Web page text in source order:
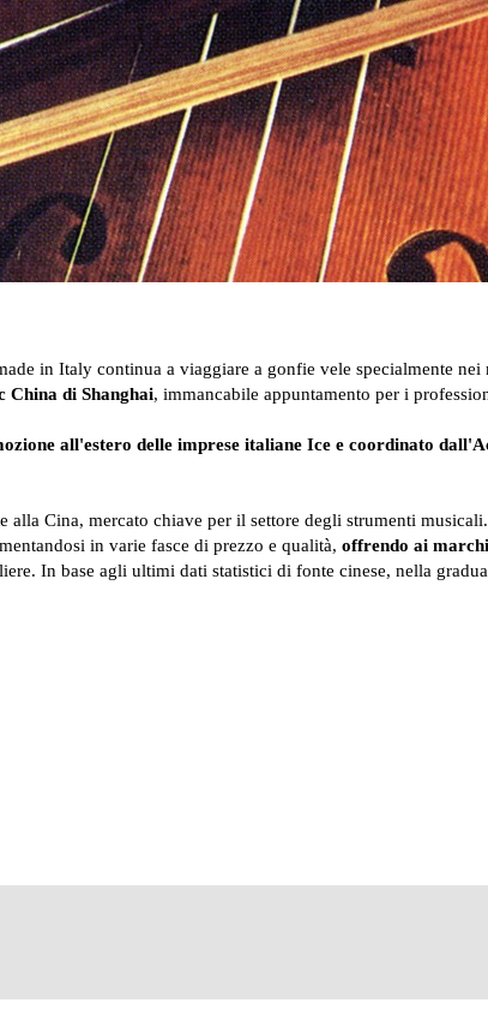
in Italy continua a viaggiare a gonfie vele specialmente
di Shanghai, immancabile appuntamento per i
all'estero delle imprese italiane Ice e coordinato
alla Cina, mercato chiave per il settore degli strumenti musicali.
in varie fasce di prezzo e qualità, offrendo ai
In base agli ultimi dati statistici di fonte cinese, nella